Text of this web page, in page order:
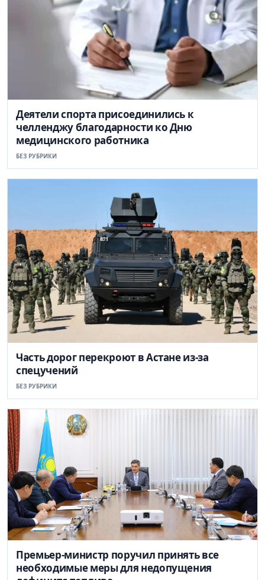
Деятели спорта присоединились к
челленджу благодарности ко Дню
медицинского работника
БЕЗ РУБРИКИ
Часть дорог перекроют в Астане из-за
спецучений
БЕЗ РУБРИКИ
Премьер-министр поручил принять все
необходимые меры для недопущения